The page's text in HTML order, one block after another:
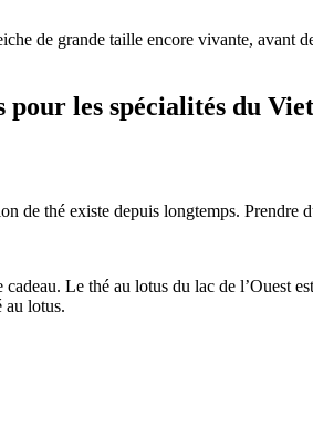
de grande taille encore vivante, avant
les spécialités du
de thé existe depuis longtemps. Prendre
Le thé au lotus du lac de l’Ouest
au lotus.